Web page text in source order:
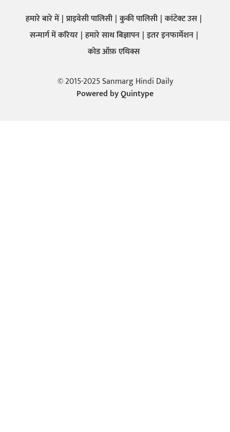
हमारे बारे में प्राइवेसी पालिसी कुकी पालिसी कांटेक्ट उस
सन्मार्ग में करियर हमारे साथ बिज्ञापन इतर इनफार्मेशन
कोड ऑफ़ एथिक्स
© 2015-2025 Sanmarg Hindi Daily
Powered byQuintype